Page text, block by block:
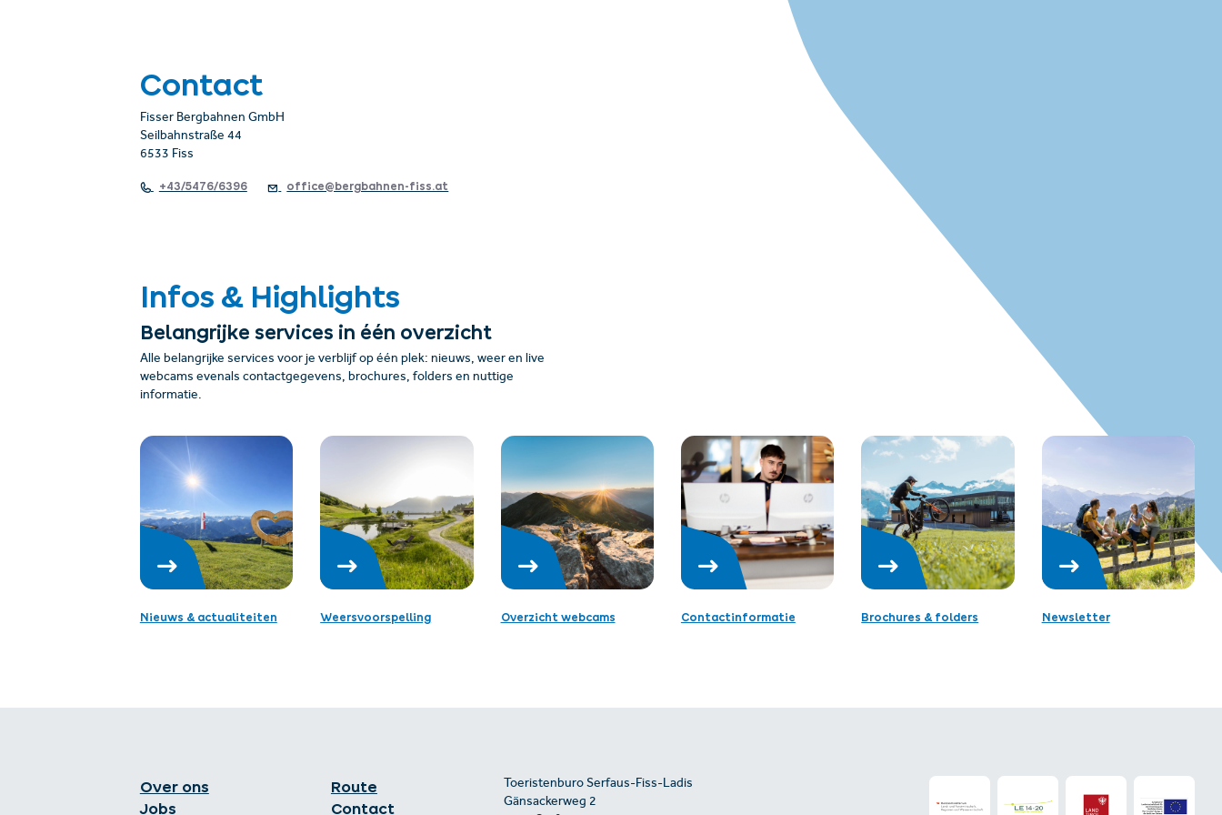
Contact
Fisser Bergbahnen GmbH
Seilbahnstraße 44
6533 Fiss
+43/5476/6396 office@bergbahnen-fiss.at
Infos & Highlights
Belangrijke services in één overzicht
Alle belangrijke services voor je verblijf op één plek: nieuws, weer en live
webcams evenals contactgegevens, brochures, folders en nuttige
informatie.
Nieuws & actualiteiten Weersvoorspelling Overzicht webcams Contactinformatie Brochures & folders Newsletter
Over ons
Jobs
Route
Contact
Toeristenburo Serfaus-Fiss-Ladis
Gänsackerweg 2